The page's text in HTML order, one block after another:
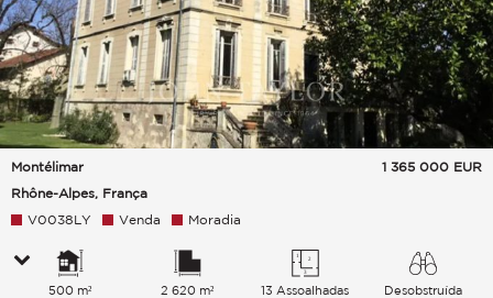
Montélimar
Rhône-Alpes, França
1 365 000 EUR
V0038LY Venda Moradia
500 m² 2 620 m² 13 Assoalhadas
Desobstruída